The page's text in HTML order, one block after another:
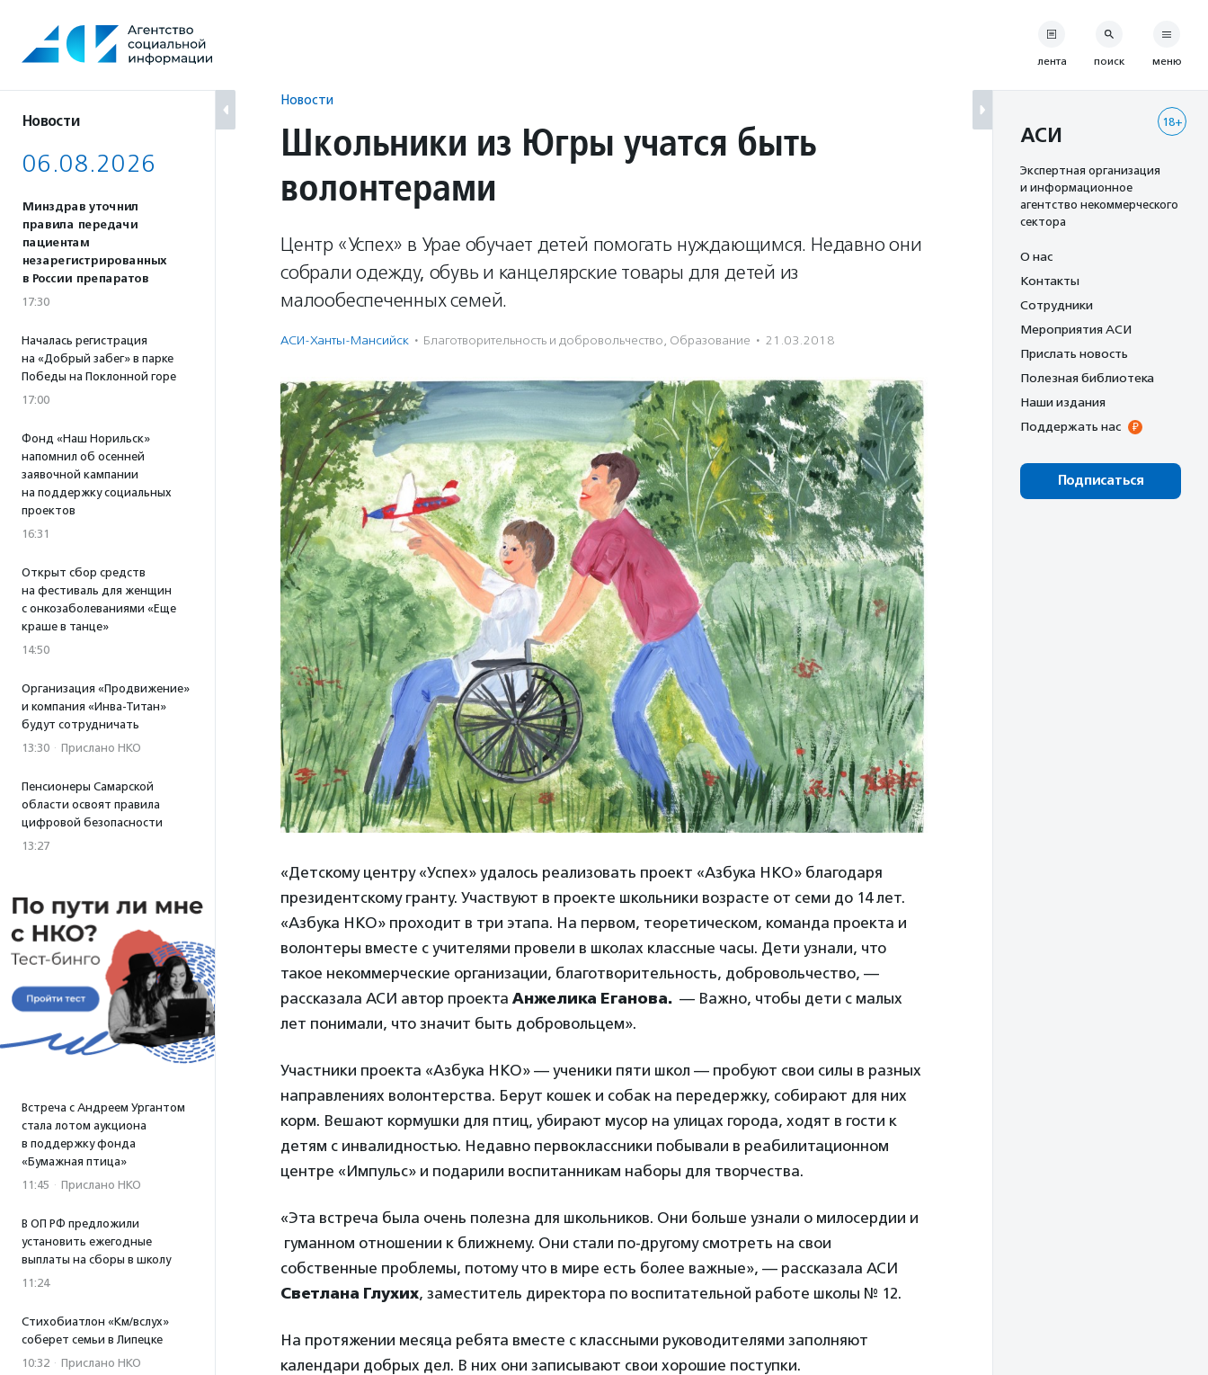
содержанию
Новости
06.08.2026
Минздрав уточнил
правила передачи
пациентам
незарегистрированных
в России препаратов
17:30
Началась регистрация
на «Добрый забег» в парке
Победы на Поклонной горе
17:00
Фонд «Наш Норильск»
напомнил об осенней
заявочной кампании
на поддержку социальных
проектов
16:31
Открыт сбор средств
на фестиваль для женщин
с онкозаболеваниями «Еще
краше в танце»
14:50
Организация «Продвижение»
и компания «Инва-Титан»
будут сотрудничать
13:30 · Прислано НКО
Пенсионеры Самарской
области освоят правила
цифровой безопасности
13:27
Встреча с Андреем Ургантом
стала лотом аукциона
в поддержку фонда
«Бумажная птица»
11:45 · Прислано НКО
В ОП РФ предложили
установить ежегодные
выплаты на сборы в школу
11:24
Стихобиатлон «Км/вслух»
соберет семьи в Липецке
10:32 · Прислано НКО
Новости
Школьники из Югры учатся быть
волонтерами
Центр «Успех» в Урае обучает детей помогать нуждающимся. Недавно они
собрали одежду, обувь и канцелярские товары для детей из
малообеспеченных семей.
АСИ-Ханты-Мансийск · Благотвори­тель­ность и доброволь­чест­во, Образование · 21.03.2018
«Детскому центру «Успех» удалось реализовать проект «Азбука НКО» благодаря
президентскому гранту. Участвуют в проекте школьники возрасте от семи до 14 лет.
«Азбука НКО» проходит в три этапа. На первом, теоретическом, команда проекта и
волонтеры вместе с учителями провели в школах классные часы. Дети узнали, что
такое некоммерческие организации, благотворительность, добровольчество, —
рассказала АСИ автор проекта Анжелика Еганова. — Важно, чтобы дети с малых
лет понимали, что значит быть добровольцем».
Участники проекта «Азбука НКО» — ученики пяти школ — пробуют свои силы в разных
направлениях волонтерства. Берут кошек и собак на передержку, собирают для них
корм. Вешают кормушки для птиц, убирают мусор на улицах города, ходят в гости к
детям с инвалидностью. Недавно первоклассники побывали в реабилитационном
центре «Импульс» и подарили воспитанникам наборы для творчества.
«Эта встреча была очень полезна для школьников. Они больше узнали о милосердии и
гуманном отношении к ближнему. Они стали по-другому смотреть на свои
собственные проблемы, потому что в мире есть более важные», — рассказала АСИ
Светлана Глухих, заместитель директора по воспитательной работе школы № 12.
На протяжении месяца ребята вместе с классными руководителями заполняют
календари добрых дел. В них они записывают свои хорошие поступки.
лента поиск меню
18+
АСИ
Экспертная организация
и информационное
агентство некоммерческого
сектора
О нас
Контакты
Сотрудники
Мероприятия АСИ
Прислать новость
Полезная библиотека
Наши издания
Поддержать нас
Подписаться